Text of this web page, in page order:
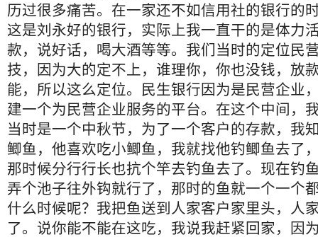
历过很多痛苦。在一家还不如信用社的银行的
这是刘永好的银行，实际上我一直干的是体力
款，说好话，喝大酒等等。我们当时的定位民
技，因为大的定不上，谁理你，你也没钱，放
能，所以这么定位。民生银行因为是民营企业
建一个为民营企业服务的平台。在这个中间，
当时是一个中秋节，为了一个客户的存款，我
鲫鱼，他喜欢吃小鲫鱼，我就找他钓鲫鱼去了
那时候分行行长也抗个竿去钓鱼去了。现在钓
弄个池子往外钩就行了，那时的鱼就一个一个
什么时候呢？我把鱼送到人家客户家里头，人
了。说你能不能在这吃，我说我赶紧回家，因